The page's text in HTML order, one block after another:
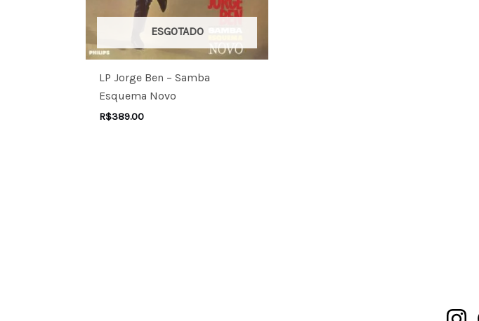
ESGOTADO
LP Jorge Ben – Samba
Esquema Novo
R$389.00